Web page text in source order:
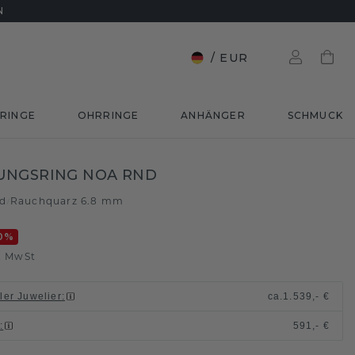
/ EUR
OHRRINGE ANHÄNGER SCHMUCK
NOA RND
Rauchquarz 6.8 mm
%
MwSt
Juwelier: ca. 1.539,- €
: 591,- €